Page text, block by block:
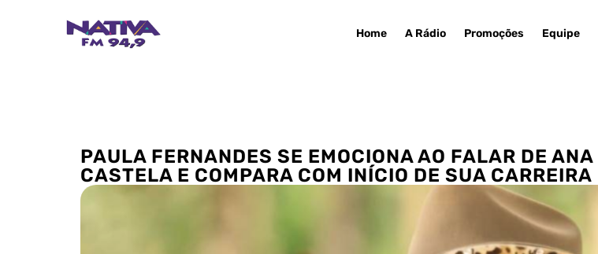
Home A Rádio Promoções Equipe
PAULA FERNANDES SE EMOCIONA AO FALAR DE ANA
CASTELA E COMPARA COM INÍCIO DE SUA CARREIRA